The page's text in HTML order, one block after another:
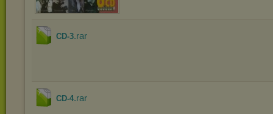
CD-3.rar
CD-4.rar